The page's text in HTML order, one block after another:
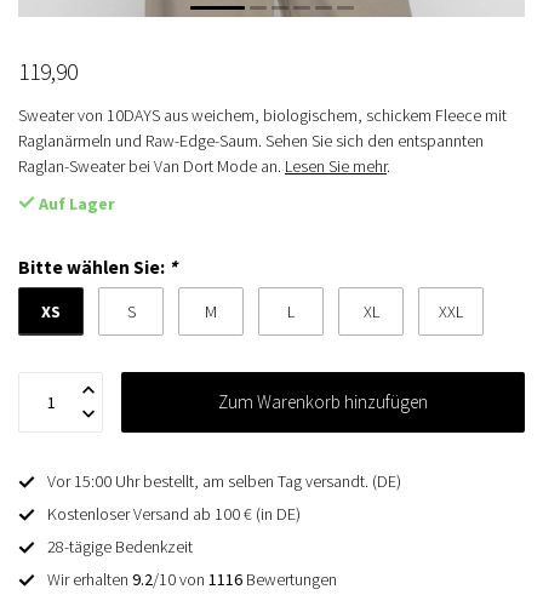
119,90
Sweater von 10DAYS aus weichem, biologischem, schickem Fleece mit
Raglanärmeln und Raw-Edge-Saum. Sehen Sie sich den entspannten
Raglan-Sweater bei Van Dort Mode an. Lesen Sie mehr.
Auf Lager
Bitte wählen Sie: *
XS S M L XL XXL
Zum Warenkorb hinzufügen
Vor 15:00 Uhr bestellt, am selben Tag versandt. (DE)
Kostenloser Versand ab 100 € (in DE)
28-tägige Bedenkzeit
Wir erhalten 9.2/10 von 1116 Bewertungen